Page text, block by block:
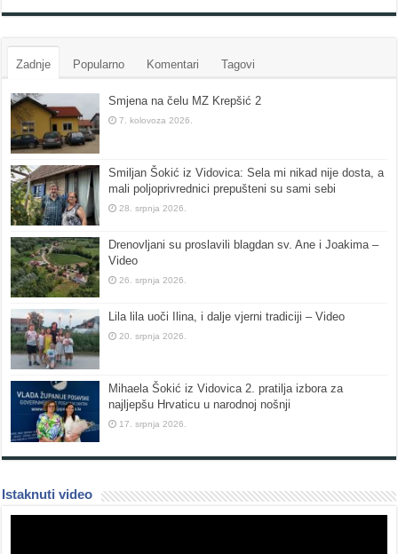
Zadnje Popularno Komentari Tagovi
Smjena na čelu MZ Krepšić 2
7. kolovoza 2026.
Smiljan Šokić iz Vidovica: Sela mi nikad nije dosta, a
mali poljoprivrednici prepušteni su sami sebi
28. srpnja 2026.
Drenovljani su proslavili blagdan sv. Ane i Joakima –
Video
26. srpnja 2026.
Lila lila uoči Ilina, i dalje vjerni tradiciji – Video
20. srpnja 2026.
Mihaela Šokić iz Vidovica 2. pratilja izbora za
najljepšu Hrvaticu u narodnoj nošnji
17. srpnja 2026.
Istaknuti video